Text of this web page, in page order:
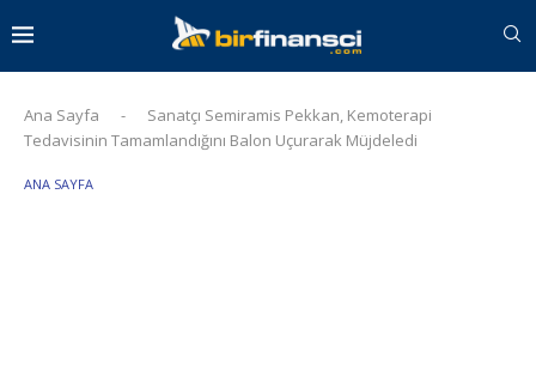
Ana Sayfa -
Sanatçı Semiramis Pekkan, Kemoterapi
Tedavisinin Tamamlandığını Balon Uçurarak Müjdeledi
ANA SAYFA